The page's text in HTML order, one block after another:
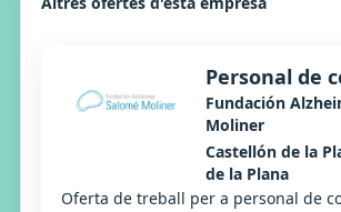
Personal de
Fundación
Moliner
Castellón de la
de la Plana
Oferta de treball per a personal de